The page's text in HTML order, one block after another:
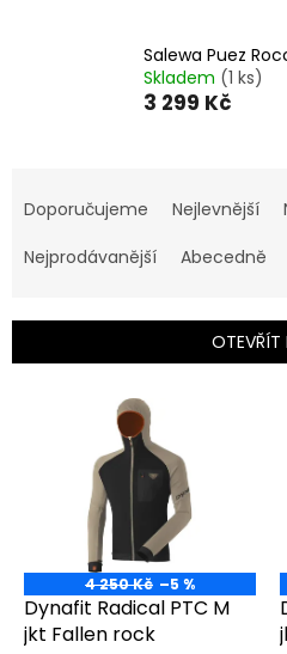
Salewa Puez
Skladem (1 ks)
3 299 Kč
a
e
í
r
Doporučujeme Nejlevnější
Nejprodávanější
Abecedně
OTEVŘÍT
o
d
u
4 250 Kč –5 %
Dynafit Radical PTC M
jkt Fallen rock